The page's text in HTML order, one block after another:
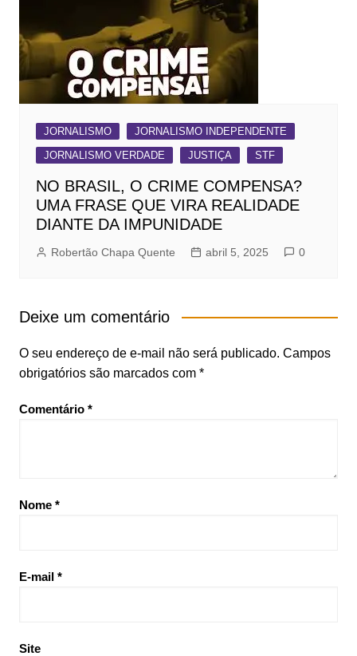
JORNALISMO
JORNALISMO INDEPENDENTE
JORNALISMO VERDADE
JUSTIÇA STF
NO BRASIL, O CRIME COMPENSA?
UMA FRASE QUE VIRA REALIDADE
DIANTE DA IMPUNIDADE
Robertão Chapa Quente abril 5, 2025 0
Deixe um comentário
O seu endereço de e-mail não será publicado. Campos
obrigatórios são marcados com *
Comentário *
Nome *
E-mail *
Site